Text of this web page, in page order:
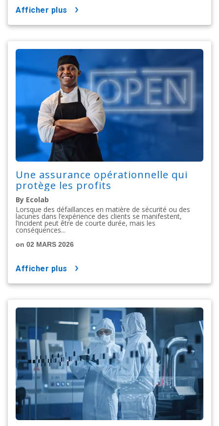
afficher plus
Une assurance opérationnelle qui
protège les profits
By Ecolab
Lorsque des défaillances en matière de sécurité ou des
lacunes dans l’expérience des clients se manifestent,
l’incident peut être de courte durée, mais les
conséquences...
on 02 MARS 2026
afficher plus